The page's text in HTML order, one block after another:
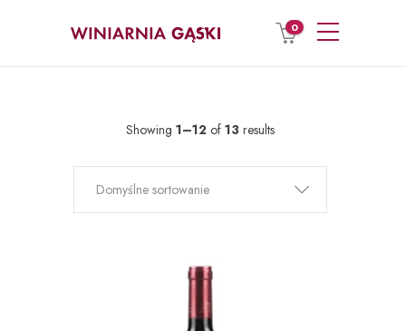
0
Showing 1–12 of 13 results
Domyślne sortowanie